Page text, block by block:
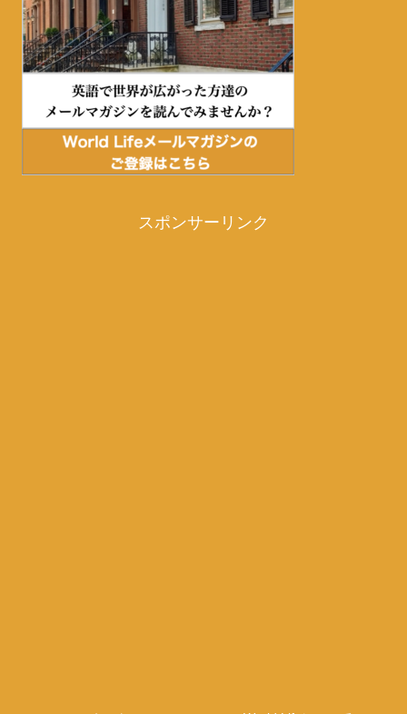
スポンサーリンク